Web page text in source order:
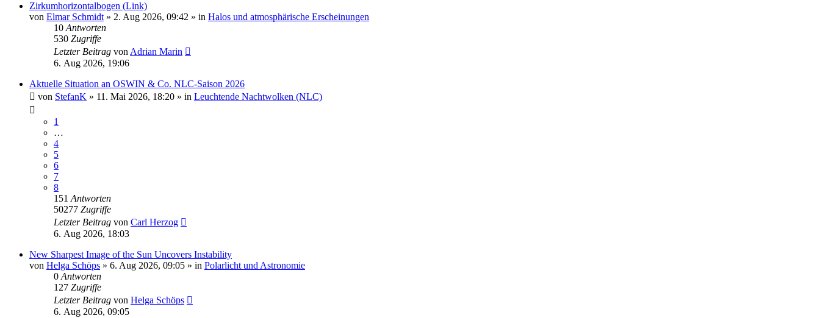
Zirkumhorizontalbogen (Link)
von Elmar Schmidt » 2. Aug 2026, 09:42 » in Halos und atmosphärische Erscheinungen
10 Antworten
530 Zugriffe
Letzter Beitrag von Adrian Marin
6. Aug 2026, 19:06
Aktuelle Situation an OSWIN & Co. NLC-Saison 2026
von StefanK » 11. Mai 2026, 18:20 » in Leuchtende Nachtwolken (NLC)
1
…
4
5
6
7
8
151 Antworten
50277 Zugriffe
Letzter Beitrag von Carl Herzog
6. Aug 2026, 18:03
New Sharpest Image of the Sun Uncovers Instability
von Helga Schöps » 6. Aug 2026, 09:05 » in Polarlicht und Astronomie
0 Antworten
127 Zugriffe
Letzter Beitrag von Helga Schöps
6. Aug 2026, 09:05